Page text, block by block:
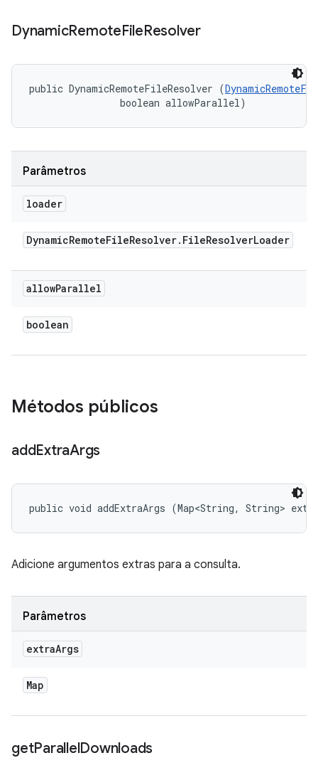
DynamicRemoteFileResolver
public DynamicRemoteFileResolver (
                boolean allowParallel)
Parâmetros
loader
DynamicRemoteFileResolver. FileResolverLoader
allowParallel
boolean
Métodos públicos
addExtraArgs
public void addExtraArgs (Map<String, String>
Adicione argumentos extras para a consulta.
Parâmetros
extraArgs
Map
getParallelDownloads